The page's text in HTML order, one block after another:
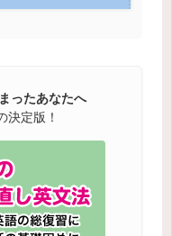
ったあなたへ
決定版！